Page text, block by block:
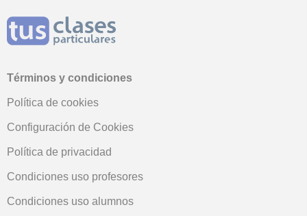
Términos y condiciones
Política de cookies
Configuración de Cookies
Política de privacidad
Condiciones uso profesores
Condiciones uso alumnos